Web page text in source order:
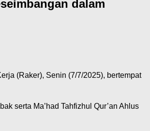
dalam
(Raker), Senin (7/7/2025), bertempat
serta Ma’had Tahfizhul Qur’an Ahlus